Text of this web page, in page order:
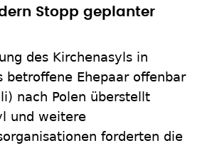
Stopp geplanter
des Kirchenasyls in
betroffene Ehepaar offenbar
nach Polen überstellt
und weitere
forderten die